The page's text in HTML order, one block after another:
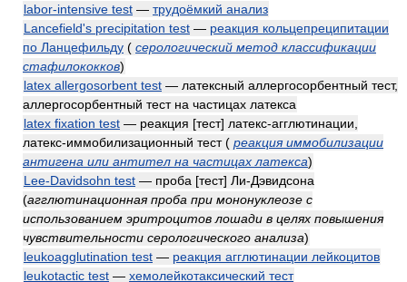
labor-intensive test — трудоёмкий анализ
Lancefield's precipitation test — реакция кольцепреципитации
по Ланцефильду ( серологический метод классификации
стафилококков)
latex allergosorbent test — латексный аллергосорбентный тест,
аллергосорбентный тест на частицах латекса
latex fixation test — реакция [тест] латекс-агглютинации,
латекс-иммобилизационный тест( реакция иммобилизации
антигена или антител на частицах латекса)
Lee-Davidsohn test — проба [тест] Ли-Дэвидсона
(агглютинационная проба при мононуклеозе с
использованием эритроцитов лошади в целях повышения
чувствительности серологического анализа)
leukoagglutination test — реакция агглютинации лейкоцитов
leukotactic test — хемолейкотаксический тест